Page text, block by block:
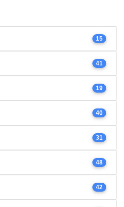
15
41
19
40
31
48
42